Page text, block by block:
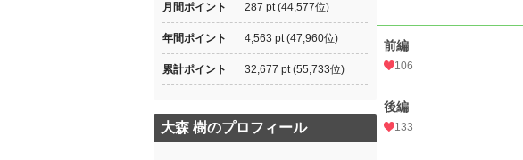
前編
106
後編
133
月間ポイント 287 pt (44,577位)
年間ポイント 4,563 pt (47,960位)
累計ポイント 32,677 pt (55,733位)
大森 樹のプロフィール